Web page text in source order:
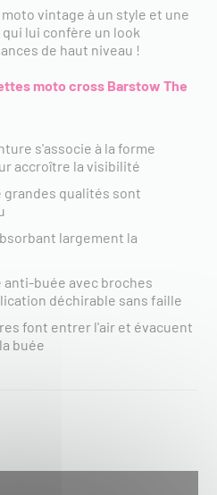
vintage à un style et une
lui confère un look
de haut niveau !
moto cross Barstow The
s'associe à la forme
accroître la visibilité
grandes qualités sont
largement la
anti-buée avec broches
déchirable sans faille
font entrer l'air et évacuent
buée